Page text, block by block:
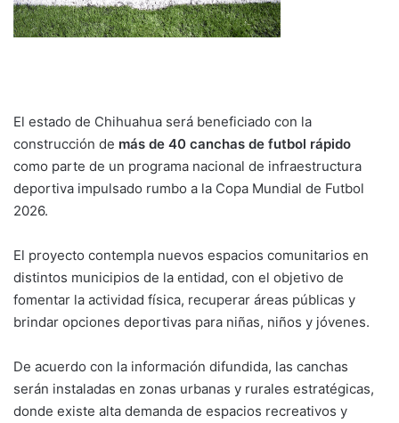
El estado de Chihuahua será beneficiado con la
construcción de más de 40 canchas de futbol rápido
como parte de un programa nacional de infraestructura
deportiva impulsado rumbo a la Copa Mundial de Futbol
2026.
El proyecto contempla nuevos espacios comunitarios en
distintos municipios de la entidad, con el objetivo de
fomentar la actividad física, recuperar áreas públicas y
brindar opciones deportivas para niñas, niños y jóvenes.
De acuerdo con la información difundida, las canchas
serán instaladas en zonas urbanas y rurales estratégicas,
donde existe alta demanda de espacios recreativos y